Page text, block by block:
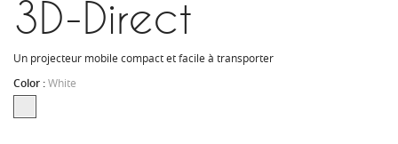
3D-Direct
Un projecteur mobile compact et facile à transporter
Color :White